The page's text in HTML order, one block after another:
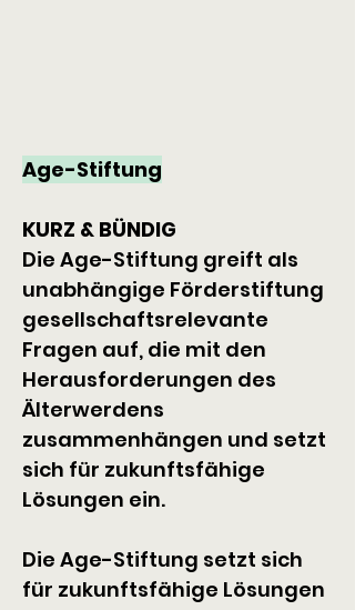
Age-Stiftung
KURZ & BÜNDIG
Die Age-Stiftung greift als
unabhängige Förderstiftung
gesellschaftsrelevante
Fragen auf, die mit den
Herausforderungen des
Älterwerdens
zusammenhängen und setzt
sich für zukunftsfähige
Lösungen ein.
Die Age-Stiftung setzt sich
für zukunftsfähige Lösungen